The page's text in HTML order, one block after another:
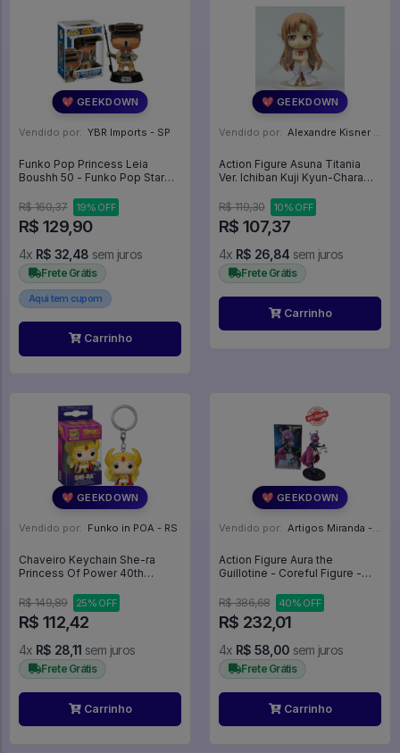
💖 GEEKDOWN
Vendido por: YBR Imports - SP
Funko Pop Princess Leia
Boushh 50 - Funko Pop Star
R$ 160,37
19% OFF
R$ 129,90
4x R$ 32,48 sem juros
Frete Grátis
Aqui tem cupom
Carrinho
💖 GEEKDOWN
Vendido por: Alexandre Kisner - PR
Action Figure Asuna Titania
Ver. Ichiban Kuji Kyun-Chara
Sword Art Online
R$ 119,30 10% OFF
R$ 107,37
4x R$ 26,84 sem juros
Frete Grátis
Carrinho
💖 GEEKDOWN
Vendido por: Funko in POA - RS
Chaveiro Keychain She-ra
Princess Of Power 40th
Animation
R$ 149,89 25% OFF
R$ 112,42
4x R$ 28,11 sem juros
Frete Grátis
Carrinho
💖 GEEKDOWN
Vendido por: Artigos Miranda - RJ
Action Figure Aura the
Guillotine - Coreful Figure -
R$ 386,68
40% OFF
R$ 232,01
4x R$ 58,00 sem juros
Frete Grátis
Carrinho